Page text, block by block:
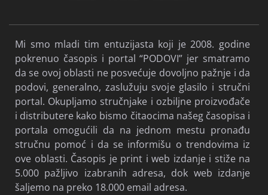
Mi smo mladi tim entuzijasta koji je 2008. godine
pokrenuo časopis i portal “PODOVI” jer smatramo
da se ovoj oblasti ne posvećuje dovoljno pažnje i da
podovi, generalno, zaslužuju svoje glasilo i stručni
portal. Okupljamo stručnjake i ozbiljne proizvođače
i distributere kako bismo čitaocima našeg časopisa i
portala omogućili da na jednom mestu pronađu
stručnu pomoć i da se informišu o trendovima iz
ove oblasti. Časopis je print i web izdanje i stiže na
5.000 pažljivo izabranih adresa, dok web izdanje
šaljemo na preko 18.000 email adresa.